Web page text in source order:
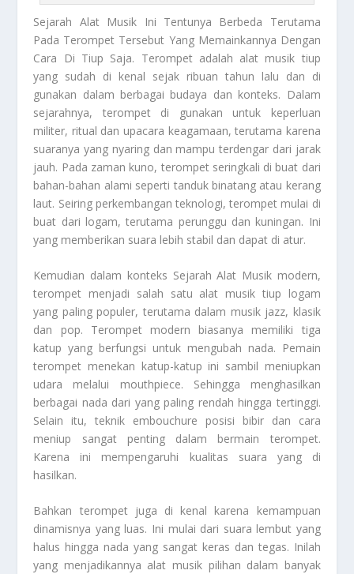
Sejarah Alat Musik Ini Tentunya Berbeda Terutama
Pada Terompet Tersebut Yang Memainkannya Dengan
Cara Di Tiup Saja. Terompet adalah alat musik tiup
yang sudah di kenal sejak ribuan tahun lalu dan di
gunakan dalam berbagai budaya dan konteks. Dalam
sejarahnya, terompet di gunakan untuk keperluan
militer, ritual dan upacara keagamaan, terutama karena
suaranya yang nyaring dan mampu terdengar dari jarak
jauh. Pada zaman kuno, terompet seringkali di buat dari
bahan-bahan alami seperti tanduk binatang atau kerang
laut. Seiring perkembangan teknologi, terompet mulai di
buat dari logam, terutama perunggu dan kuningan. Ini
yang memberikan suara lebih stabil dan dapat di atur.
Kemudian dalam konteks Sejarah Alat Musikmodern,
terompet menjadi salah satu alat musik tiup logam
yang paling populer, terutama dalam musik jazz, klasik
dan pop. Terompet modern biasanya memiliki tiga
katup yang berfungsi untuk mengubah nada. Pemain
terompet menekan katup-katup ini sambil meniupkan
udara melalui mouthpiece. Sehingga menghasilkan
berbagai nada dari yang paling rendah hingga tertinggi.
Selain itu, teknik embouchure posisi bibir dan cara
meniup sangat penting dalam bermain terompet.
Karena ini mempengaruhi kualitas suara yang di
hasilkan.
Bahkan terompet juga di kenal karena kemampuan
dinamisnya yang luas. Ini mulai dari suara lembut yang
halus hingga nada yang sangat keras dan tegas. Inilah
yang menjadikannya alat musik pilihan dalam banyak